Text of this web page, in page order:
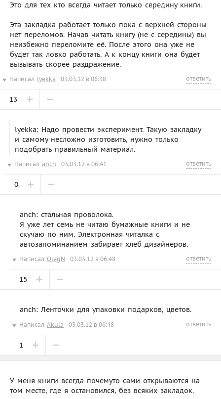
Это для тех кто всегда читает только середину книги.
Эта закладка работает только пока с верхней стороны
нет переломов. Начав читать книгу (не с середины) вы
неизбежно переломите её. После этого она уже не
будет так ловко работать. А к концу книги она будет
вызывать скорее раздражение.
Написал lyekka 03.03.12 в 06:38 ответить
13
lyekka: Надо провести эксперимент. Такую закладку
и самому несложно изготовить, нужно только
подобрать правильный материал.
Написал anch 03.03.12 в 06:41 ответить
0
anch: стальная проволока.
Я уже лет семь не читаю бумажные книги и не
скучаю по ним. Электронная читалка с
автозапоминанием забирает хлеб дизайнеров.
Написал OlegN 03.03.12 в 06:48 ответить
15
anch: Ленточки для упаковки подарков, цветов.
Написал Akula 03.03.12 в 06:48 ответить
1
У меня книги всегда почемуто сами открываются на
том месте, где я остановился, без всяких закладок.